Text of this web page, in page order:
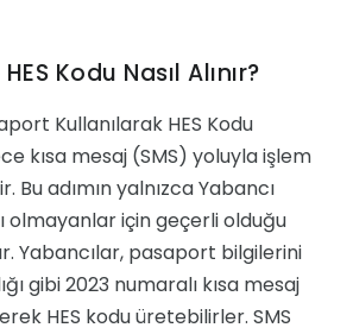
Kodu Nasıl Alınır?
Kullanılarak HES Kodu
kısa mesaj (SMS) yoluyla işlem
adımın yalnızca Yabancı
olmayanlar için geçerli olduğu
Yabancılar, pasaport bilgilerini
gibi 2023 numaralı kısa mesaj
HES kodu üretebilirler. SMS